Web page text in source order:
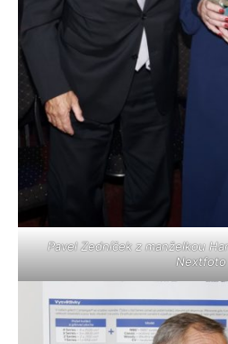
Pavel Zedníček z manželkou
Nextfoto